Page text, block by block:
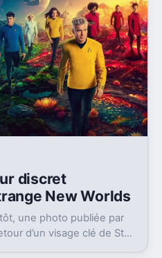
discret
New Worlds
une photo publiée par
d’un visage clé de Star